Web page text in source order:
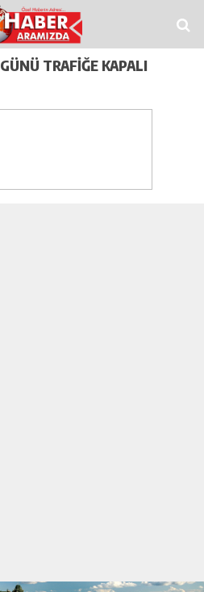
Spinograndpashabet
TRAFIĞE KAPALI